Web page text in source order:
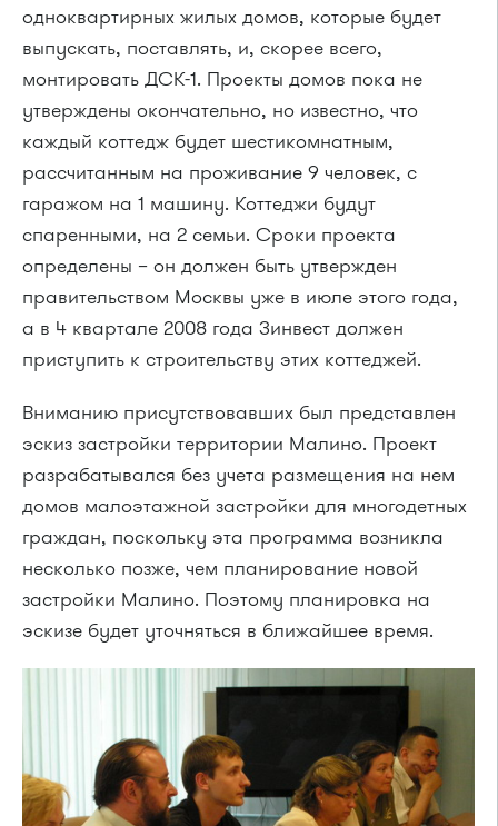
одноквартирных жилых домов, которые будет
выпускать, поставлять, и, скорее всего,
монтировать ДСК-1. Проекты домов пока не
утверждены окончательно, но известно, что
каждый коттедж будет шестикомнатным,
рассчитанным на проживание 9 человек, с
гаражом на 1 машину. Коттеджи будут
спаренными, на 2 семьи. Сроки проекта
определены – он должен быть утвержден
правительством Москвы уже в июле этого года,
а в 4 квартале 2008 года Зинвест должен
приступить к строительству этих коттеджей.
Вниманию присутствовавших был представлен
эскиз застройки территории Малино. Проект
разрабатывался без учета размещения на нем
домов малоэтажной застройки для многодетных
граждан, поскольку эта программа возникла
несколько позже, чем планирование новой
застройки Малино. Поэтому планировка на
эскизе будет уточняться в ближайшее время.